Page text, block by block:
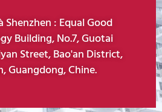
Shenzhen : Equal Good
Building, No.7, Guotai
Street, Bao'an District,
Guangdong, Chine.